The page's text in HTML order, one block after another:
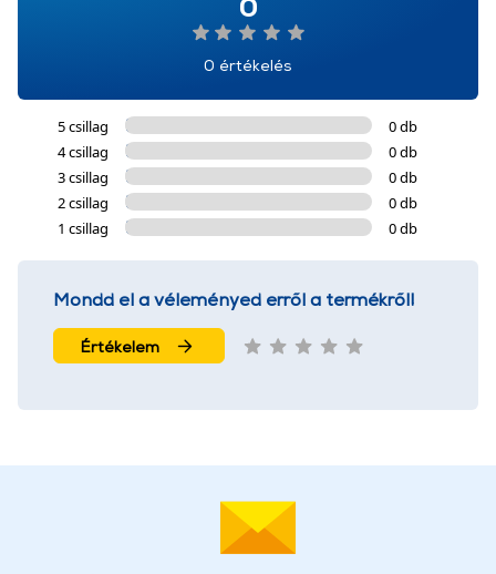
0 értékelés
5 csillag
0 db
4 csillag
0 db
3 csillag
0 db
2 csillag
0 db
1 csillag
0 db
Mondd el a véleményed erről a termékről!
Értékelem